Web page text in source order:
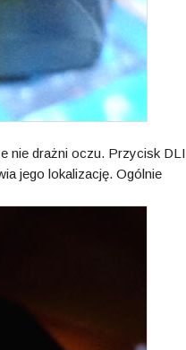
nie drażni oczu. Przycisk DLI
jego lokalizację. Ogólnie